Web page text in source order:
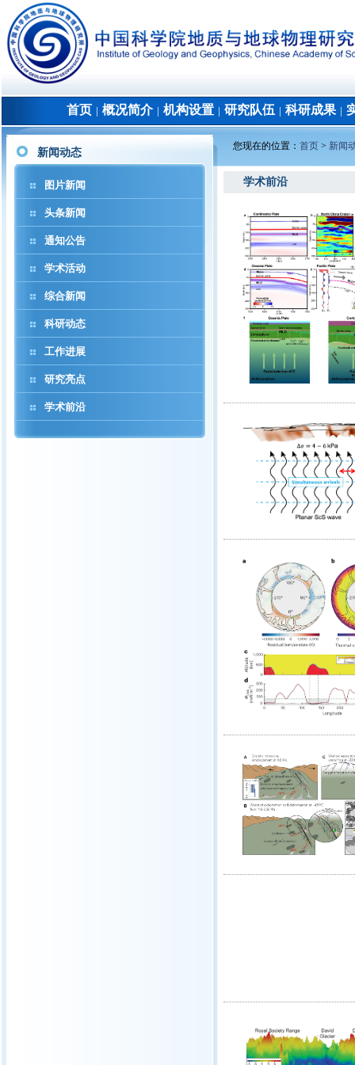
首页 概况简介│ 机构设置 研究队伍 科研成果│
新闻动态
图片新闻
头条新闻
通知公告
学术活动
综合新闻
科研动态
工作进展
研究亮点
学术前沿
您现在的位置： 首页 > 新闻
学术前沿